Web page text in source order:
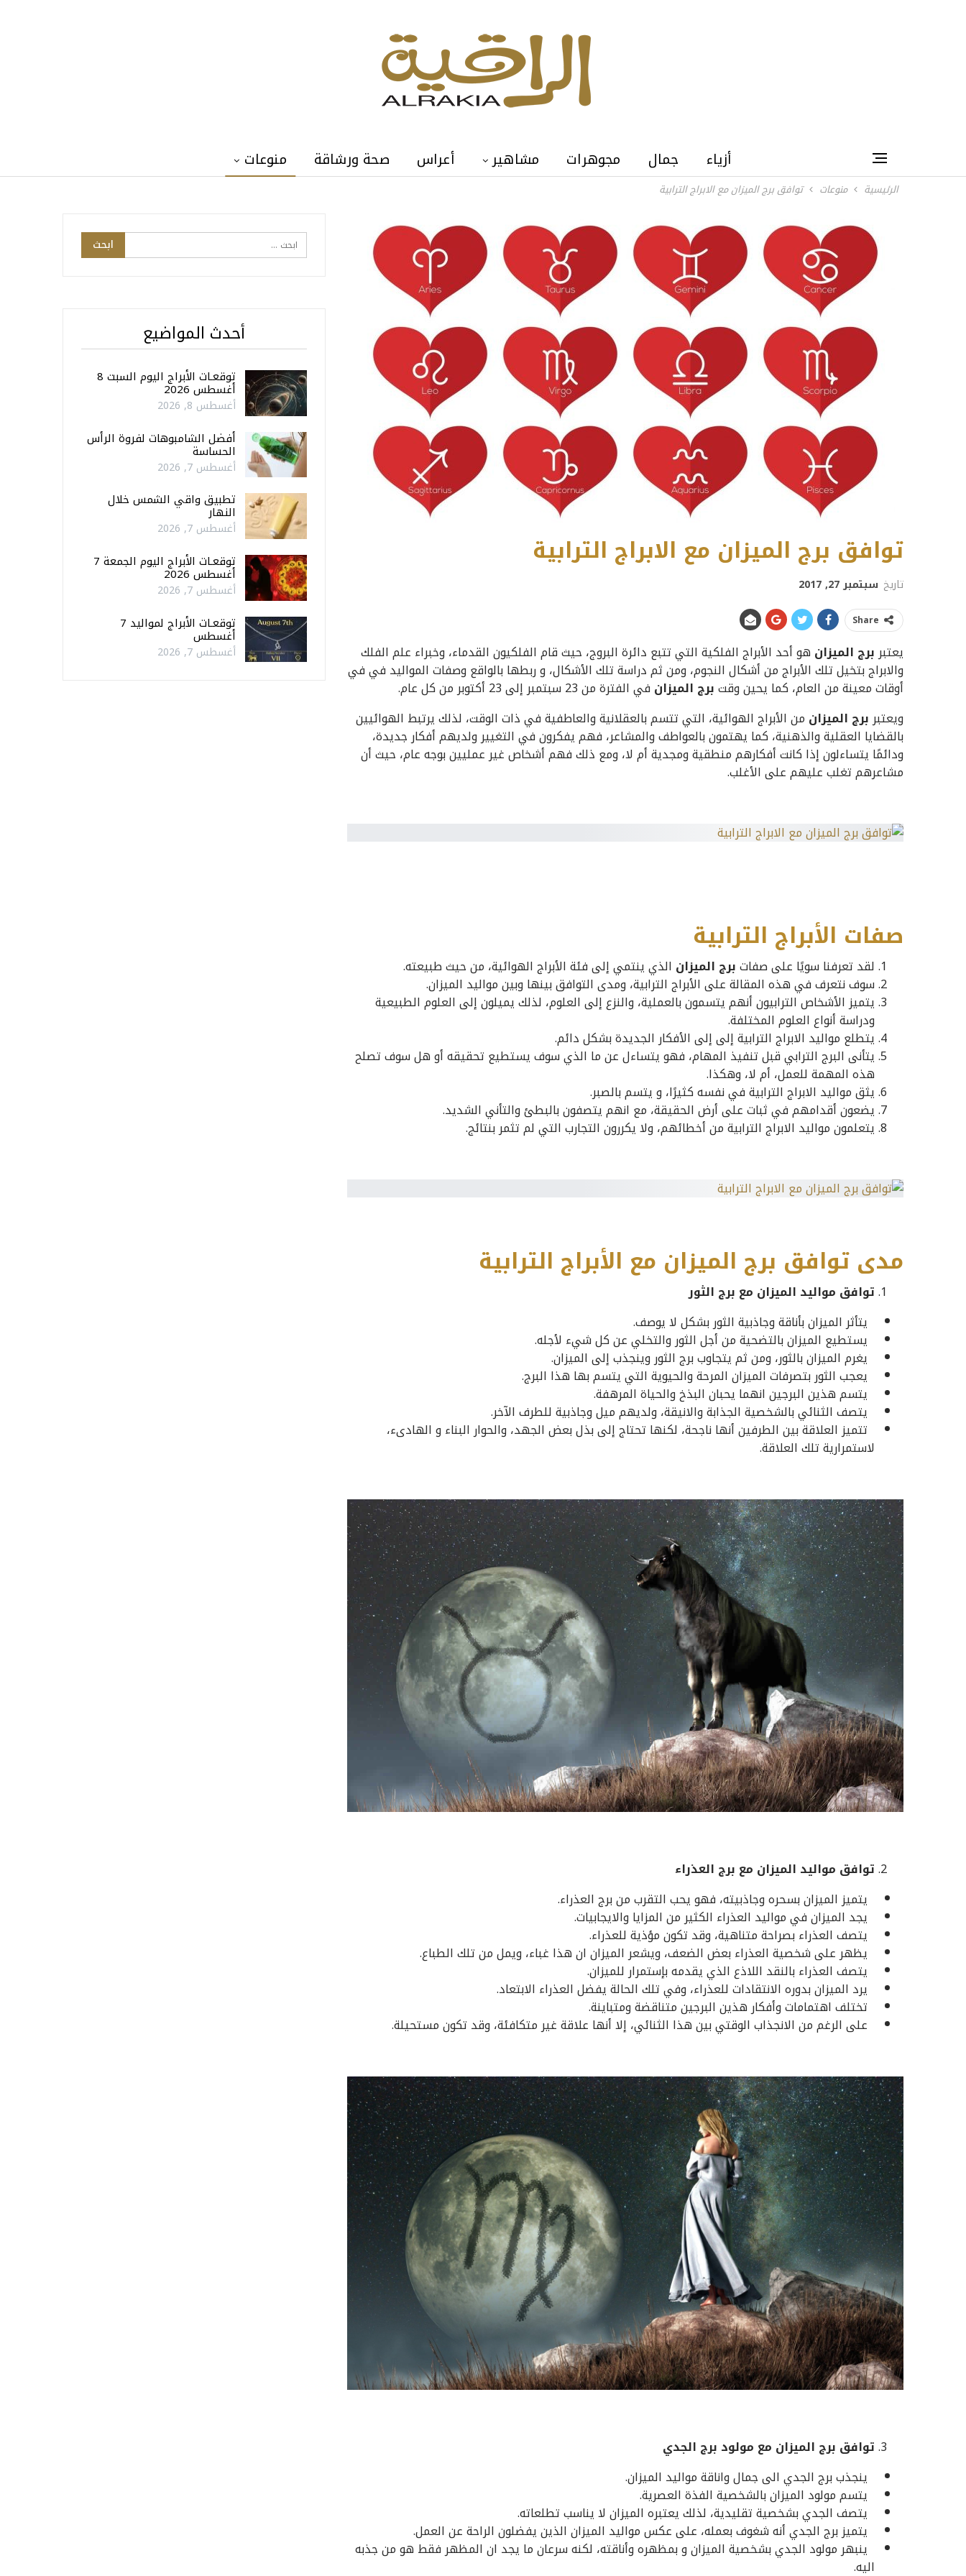
أزياء جمال مجوهرات مشاهير أعراس صحة ورشاقة منوعات
الرئيسية منوعات توافق برج الميزان مع الابراج الترابية
توافق برج الميزان مع الابراج الترابية
تاريخ سبتمبر 27, 2017
Share
يعتبربرج الميزان هو أحد الأبراج الفلكية التي تتبع دائرة البروج، حيث قام الفلكيون القدماء، وخبراء علم الفلك
والابراج بتخيل تلك الأبراج من أشكال النجوم، ومن ثم دراسة تلك الأشكال، و ربطها بالواقع وصفات المواليد في في
أوقات معينة من العام، كما يحين وقتبرج الميزان في الفترة من 23 سبتمبر إلى 23 أكتوبر من كل عام.
ويعتبربرج الميزان من الأبراج الهوائية، التي تتسم بالعقلانية والعاطفية في ذات الوقت، لذلك يرتبط الهوائيين
بالقضايا العقلية والذهنية، كما يهتمون بالعواطف والمشاعر، فهم يفكرون في التغيير ولديهم أفكار جديدة،
ودائمًا يتساءلون إذا كانت أفكارهم منطقية ومجدية أم لا، ومع ذلك فهم أشخاص غير عمليين بوجه عام، حيث أن
مشاعرهم تغلب عليهم على الأغلب.
صفات الأبراج الترابية
لقد تعرفنا سويًا على صفاتبرج الميزان الذي ينتمي إلى فئة الأبراج الهوائية، من حيث طبيعته.
سوف نتعرف في هذه المقالة على الأبراج الترابية، ومدى التوافق بينها وبين مواليد الميزان.
يتميز الأشخاص الترابيون أنهم يتسمون بالعملية، والنزع إلى العلوم، لذلك يميلون إلى العلوم الطبيعية
ودراسة أنواع العلوم المختلفة.
يتطلع مواليد الابراج الترابية إلى إلى الأفكار الجديدة بشكل دائم.
يتأنى البرج الترابي قبل تنفيذ المهام، فهو يتساءل عن ما الذي سوف يستطيع تحقيقه أو هل سوف تصلح
هذه المهمة للعمل، أم لا، وهكذا.
يثق مواليد الابراج الترابية في نفسه كثيرًا، و يتسم بالصبر.
يضعون أقدامهم في ثبات على أرض الحقيقة، مع انهم يتصفون بالبطئ والتأني الشديد.
يتعلمون مواليد الابراج الترابية من أخطائهم، ولا يكررون التجارب التي لم تثمر بنتائج.
مدى توافق برج الميزان مع الأبراج الترابية
توافق مواليد الميزان مع برج الثور
يتأثر الميزان بأناقة وجاذبية الثور بشكل لا يوصف.
يستطيع الميزان بالتضحية من أجل الثور والتخلي عن كل شيء لأجله.
يغرم الميزان بالثور، ومن ثم يتجاوب برج الثور وينجذب إلى الميزان.
يعجب الثور بتصرفات الميزان المرحة والحيوية التي يتسم بها هذا البرج.
يتسم هذين البرجين انهما يحبان البذخ والحياة المرهفة.
يتصف الثنائي بالشخصية الجذابة والانيقة، ولديهم ميل وجاذبية للطرف الآخر.
تتميز العلاقة بين الطرفين أنها ناجحة، لكنها تحتاج إلى بذل بعض الجهد، والحوار البناء و الهادىء،
لاستمرارية تلك العلاقة.
توافق مواليد الميزان مع برج العذراء
يتميز الميزان بسحره وجاذبيته، فهو يحب التقرب من برج العذراء.
يجد الميزان في مواليد العذراء الكثير من المزايا والايجابيات.
يتصف العذراء بصراحة متناهية، وقد تكون مؤذية للعذراء.
يظهر على شخصية العذراء بعض الضعف، ويشعر الميزان ان هذا غباء، ويمل من تلك الطباع.
يتصف العذراء بالنقد اللاذع الذي يقدمه بإستمرار للميزان.
يرد الميزان بدوره الانتقادات للعذراء، وفي تلك الحالة يفضل العذراء الابتعاد.
تختلف اهتمامات وأفكار هذين البرجين متناقضة ومتباينة.
على الرغم من الانجذاب الوقتي بين هذا الثنائي، إلا أنها علاقة غير متكافئة، وقد تكون مستحيلة.
توافق برج الميزان مع مولود برج الجدي
ينجذب برج الجدي الى جمال واناقة مواليد الميزان.
يتسم مولود الميزان بالشخصية الفذة العصرية.
يتصف الجدي بشخصية تقليدية، لذلك يعتبره الميزان لا يناسب تطلعاته.
يتميز برج الجدي أنه شغوف بعمله، على عكس مواليد الميزان الذين يفضلون الراحة عن العمل.
ينبهر مولود الجدي بشخصية الميزان و بمظهره وأناقته، لكنه سرعان ما يجد ان المظهر فقط هو من جذبه
اليه.
أحدث المواضيع
توقعـات الأبراج اليوم السبت 8
أغسطس 2026
أغسطس 8, 2026
أفضل الشامبوهات لفروة الرأس
الحساسة
أغسطس 7, 2026
تطبيق واقي الشمس خلال
النهار
أغسطس 7, 2026
توقعـات الأبراج اليوم الجمعة 7
أغسطس 2026
أغسطس 7, 2026
توقعـات الأبراج لمواليد 7
أغسطس
أغسطس 7, 2026